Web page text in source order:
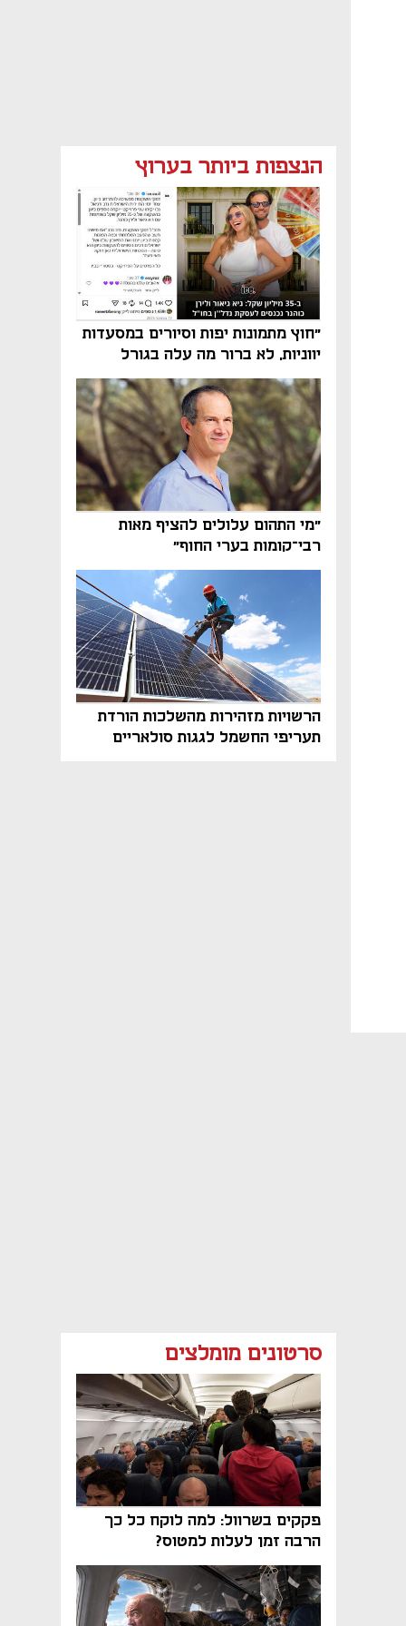
הנצפות ביותר בערוץ
"חוץ מתמונות יפות וסיורים במסעדות
יווניות, לא ברור מה עלה בגורל
פרויקט הנדל"ן"
"מי התהום עלולים להציף מאות
רבי־קומות בערי החוף"
הרשויות מזהירות מהשלכות הורדת
תעריפי החשמל לגגות סולאריים
סרטונים מומלצים
פקקים בשרוול: למה לוקח כל כך
הרבה זמן לעלות למטוס?